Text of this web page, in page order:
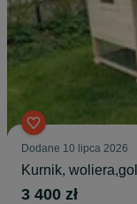
Dodane 10 lipca 2026
Kurnik,
3 400 zł